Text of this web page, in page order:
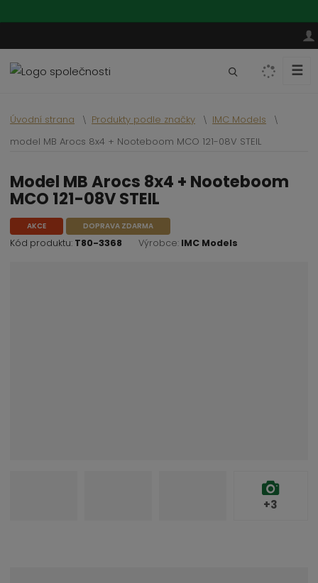
l
e
a
☰
Úvodní strana Produkty podle značky
IMC Models
model MB Arocs 8x4 + Nooteboom MCO 121-08V STEIL
model MB Arocs 8x4 + Nooteboom
MCO 121-08V STEIL
AKCE DOPRAVA ZDARMA
Kód produktu: T80-3368 Výrobce: IMC Models
+3